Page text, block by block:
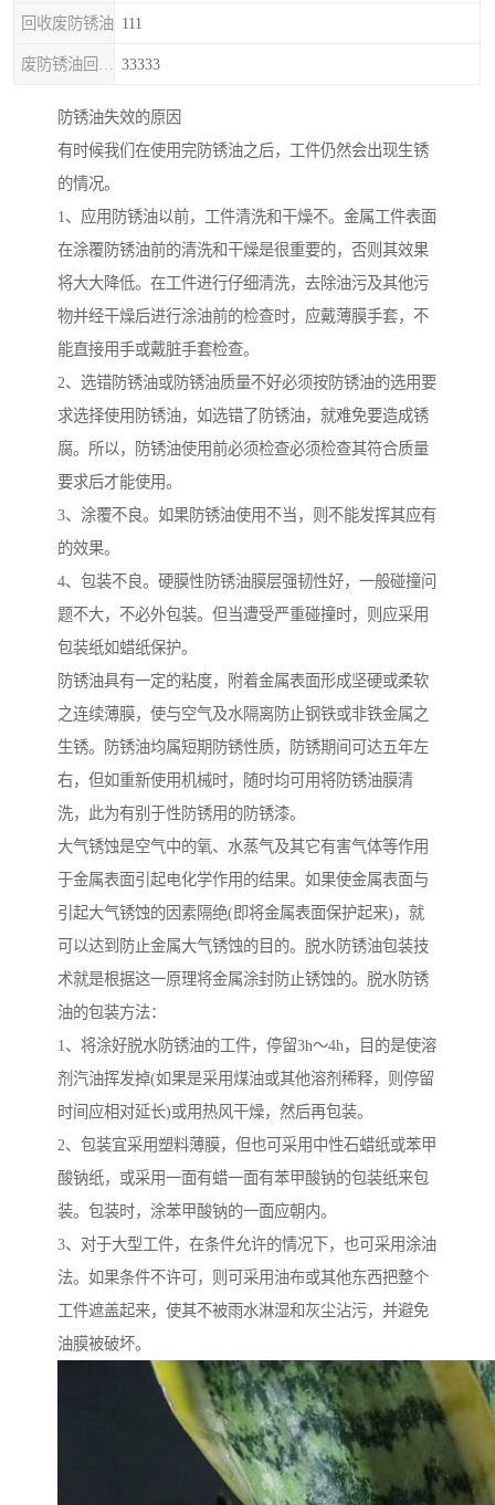
回收废防锈油 111
33333
防锈油失效的原因
有时候我们在使用完防锈油之后，工件仍然会出现生锈
的情况。
1、应用防锈油以前，工件清洗和干燥不。金属工件表面
在涂覆防锈油前的清洗和干燥是很重要的，否则其效果
将大大降低。在工件进行仔细清洗，去除油污及其他污
物并经干燥后进行涂油前的检查时，应戴薄膜手套，不
能直接用手或戴脏手套检查。
2、选错防锈油或防锈油质量不好必须按防锈油的选用要
求选择使用防锈油，如选错了防锈油，就难免要造成锈
腐。所以，防锈油使用前必须检查必须检查其符合质量
要求后才能使用。
3、涂覆不良。如果防锈油使用不当，则不能发挥其应有
的效果。
4、包装不良。硬膜性防锈油膜层强韧性好，一般碰撞问
题不大，不必外包装。但当遭受严重碰撞时，则应采用
包装纸如蜡纸保护。
防锈油具有一定的粘度，附着金属表面形成坚硬或柔软
之连续薄膜，使与空气及水隔离防止钢铁或非铁金属之
生锈。防锈油均属短期防锈性质，防锈期间可达五年左
右，但如重新使用机械时，随时均可用将防锈油膜清
洗，此为有别于性防锈用的防锈漆。
大气锈蚀是空气中的氧、水蒸气及其它有害气体等作用
于金属表面引起电化学作用的结果。如果使金属表面与
引起大气锈蚀的因素隔绝(即将金属表面保护起来)，就
可以达到防止金属大气锈蚀的目的。脱水防锈油包装技
术就是根据这一原理将金属涂封防止锈蚀的。脱水防锈
油的包装方法：
1、将涂好脱水防锈油的工件，停留3h～4h，目的是使溶
剂汽油挥发掉(如果是采用煤油或其他溶剂稀释，则停留
时间应相对延长)或用热风干燥，然后再包装。
2、包装宜采用塑料薄膜，但也可采用中性石蜡纸或苯甲
酸钠纸，或采用一面有蜡一面有苯甲酸钠的包装纸来包
装。包装时，涂苯甲酸钠的一面应朝内。
3、对于大型工件，在条件允许的情况下，也可采用涂油
法。如果条件不许可，则可采用油布或其他东西把整个
工件遮盖起来，使其不被雨水淋湿和灰尘沾污，并避免
油膜被破坏。